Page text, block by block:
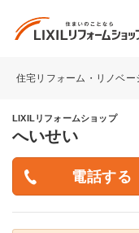
住宅リフォーム・リノベ
LIXILリフォームショップ
へいせい